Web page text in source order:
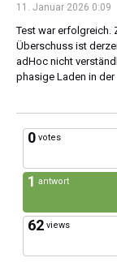
11. Januar 2026 0:09
Test war erfolgreich.
Überschuss ist
adHoc nicht
phasige Laden in
0 votes
1 antwort
62 views